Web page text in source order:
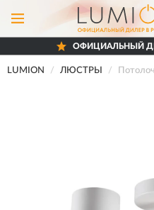
ОФИЦИАЛЬНЫЙ
LUMION ЛЮСТРЫ